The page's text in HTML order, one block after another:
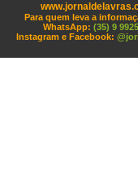
Para quem leva a
WhatsApp: (35) 9
Instagram e Facebook: